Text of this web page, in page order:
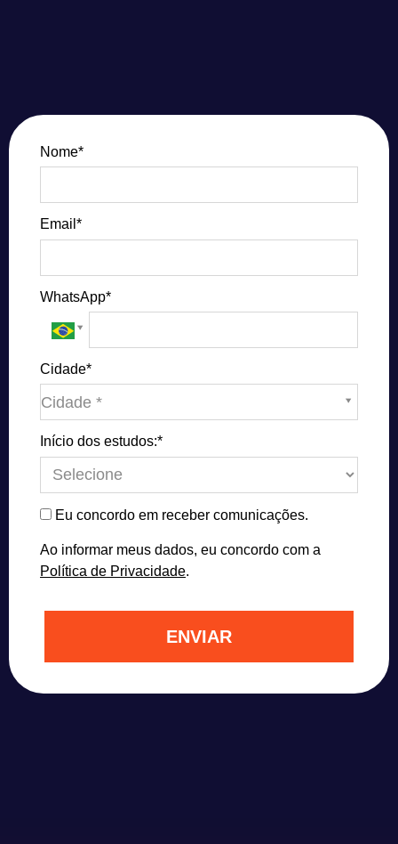
Nome*
Email*
WhatsApp*
Cidade*
Cidade *
Cidade*
Início dos estudos:*
Eu concordo em receber comunicações.
Ao informar meus dados, eu concordo com a
Política de Privacidade.
ENVIAR